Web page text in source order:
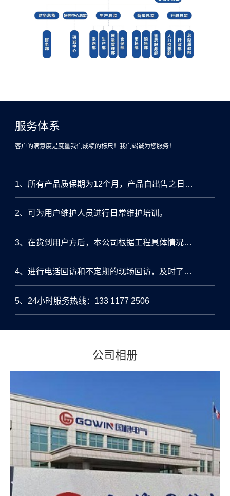
服务体系
客户的满意度是度量我们成绩的标尺！我们竭诚为您服务！
1、所有产品质保期为12个月，产品自出售之日起三个月内免费维修或更换新机，12个月内免费维修，终身维护
2、可为用户维护人员进行日常维护培训。
3、在货到用户方后，本公司根据工程具体情况，提供调试开通服务，保证设备如期正常运行。
4、进行电话回访和不定期的现场回访，及时了解设备运行情况，为客户解决问题。
5、24小时服务热线：133 1177 2506
公司相册